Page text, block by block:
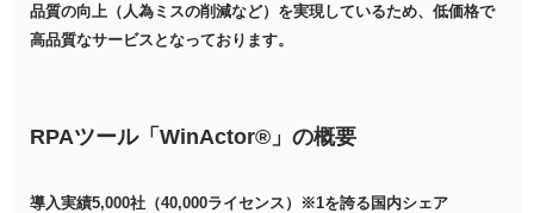
品質の向上（人為ミスの削減など）を実現しているため、低価格で
高品質なサービスとなっております。
RPAツール「WinActor®」の概要
導入実績5,000社（40,000ライセンス）※1を誇る国内シェア